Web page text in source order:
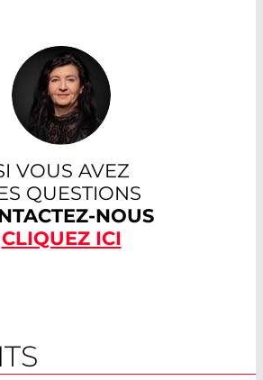
VOUS AVEZ
QUESTIONS
NOUS
CLIQUEZ ICI